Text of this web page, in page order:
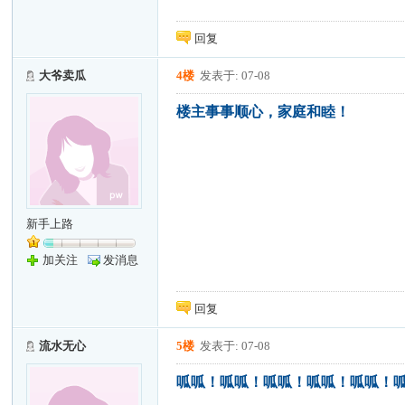
回复
大爷卖瓜
新手上路
加关注 发消息
4楼 发表于: 07-08
楼主事事顺心，家庭和睦！
回复
流水无心 5楼 发表于: 07-08
呱呱！呱呱！呱呱！呱呱！呱呱！